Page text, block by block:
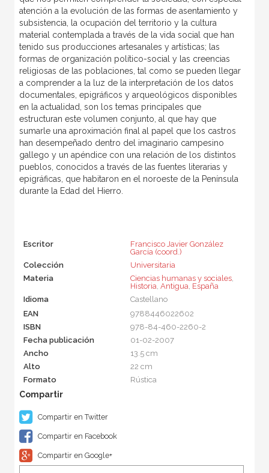
atención a la evolución de las formas de asentamiento y
subsistencia, la ocupación del territorio y la cultura
material contemplada a través de la vida social que han
tenido sus producciones artesanales y artísticas; las
formas de organización político-social y las creencias
religiosas de las poblaciones, tal como se pueden llegar
a comprender a la luz de la interpretación de los datos
documentales, epigráficos y arqueológicos disponibles
en la actualidad, son los temas principales que
estructuran este volumen conjunto, al que hay que
sumarle una aproximación final al papel que los castros
han desempeñado dentro del imaginario campesino
gallego y un apéndice con una relación de los distintos
pueblos, conocidos a través de las fuentes literarias y
epigráficas, que habitaron en el noroeste de la Península
durante la Edad del Hierro.
Escritor
Francisco Javier González
García (coord.)
Colección
Universitaria
Materia
Ciencias humanas y sociales,
Historia, Antigua, España
Idioma
Castellano
EAN
9788446022602
ISBN
978-84-460-2260-2
Fecha publicación
01-02-2007
Ancho
13.5 cm
Alto
22 cm
Formato
Rústica
Compartir en Twitter
Compartir en Facebook
Compartir en Google+